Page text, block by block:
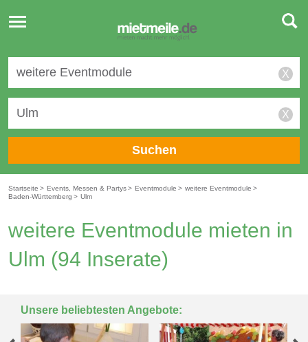
Toggle
navigation
X
X
Suchen
Startseite > Events, Messen & Partys> Eventmodule > weitere Eventmodule >
Baden-Württemberg > Ulm
weitere Eventmodule mieten in
Ulm (94 Inserate)
Unsere beliebtesten Angebote: